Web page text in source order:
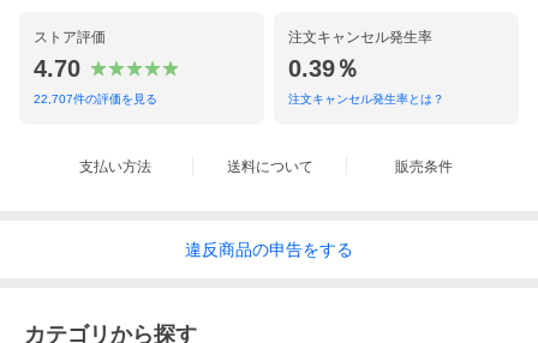
ストア評価
4.70
22,707件の評価を見る
注文キャンセル発生率
0.39％
注文キャンセル発生率とは？
支払い方法 送料について 販売条件
違反商品の申告をする
カテゴリから探す